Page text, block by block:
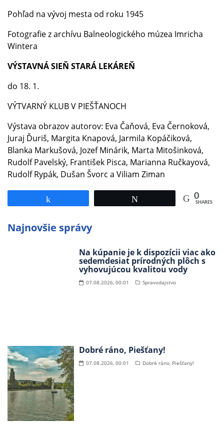
Pohľad na vývoj mesta od roku 1945
Fotografie z archívu Balneologického múzea Imricha
Wintera
VÝSTAVNÁ SIEŇ STARÁ LEKÁREŇ
do 18. 1.
VÝTVARNÝ KLUB V PIEŠŤANOCH
Výstava obrazov autorov: Eva Čaňová, Eva Černoková,
Juraj Ďuriš, Margita Knapová, Jarmila Kopáčiková,
Blanka Markušová, Jozef Minárik, Marta Mitošinková,
Rudolf Pavelský, František Pisca, Marianna Ručkayová,
Rudolf Rypák, Dušan Švorc a Viliam Ziman
0
SHARES
Najnovšie správy
Na kúpanie je k dispozícii viac ako
sedemdesiat prírodných plôch s
vyhovujúcou kvalitou vody
07.08.2026, 00:01 Spravodajstvo
Dobré ráno, Piešťany!
07.08.2026, 00:01 Dobré ráno, Piešťany!